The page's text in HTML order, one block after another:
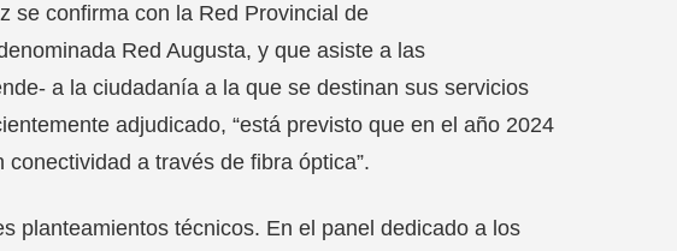
se confirma con la Red Provincial de
Red Augusta, y que asiste a las
a la ciudadanía a la que se destinan sus servicios
adjudicado, “está previsto que en el año 2024
a través de fibra óptica”.
planteamientos técnicos. En el panel dedicado a los